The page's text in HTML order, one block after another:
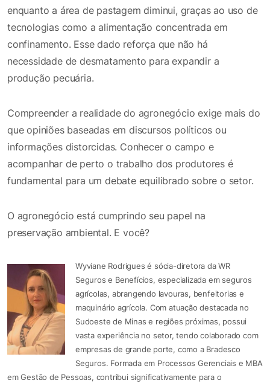
enquanto a área de pastagem diminui, graças ao uso de
tecnologias como a alimentação concentrada em
confinamento. Esse dado reforça que não há
necessidade de desmatamento para expandir a
produção pecuária.
Compreender a realidade do agronegócio exige mais do
que opiniões baseadas em discursos políticos ou
informações distorcidas. Conhecer o campo e
acompanhar de perto o trabalho dos produtores é
fundamental para um debate equilibrado sobre o setor.
O agronegócio está cumprindo seu papel na
preservação ambiental. E você?
Wyviane Rodrigues é sócia-diretora da WR
Seguros e Benefícios, especializada em seguros
agrícolas, abrangendo lavouras, benfeitorias e
maquinário agrícola. Com atuação destacada no
Sudoeste de Minas e regiões próximas, possui
vasta experiência no setor, tendo colaborado com
empresas de grande porte, como a Bradesco
Seguros. Formada em Processos Gerenciais e MBA
em Gestão de Pessoas, contribui significativamente para o